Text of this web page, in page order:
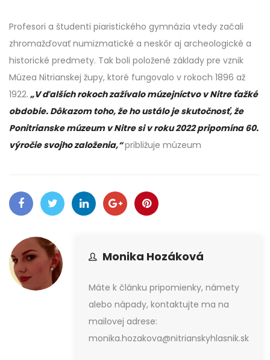
Profesori a študenti piaristického gymnázia vtedy začali
zhromažďovať numizmatické a neskôr aj archeologické a
historické predmety. Tak boli položené základy pre vznik
Múzea Nitrianskej župy, ktoré fungovalo v rokoch 1896 až
1922. „V ďalších rokoch zažívalo múzejníctvo v Nitre ťažké
obdobie. Dôkazom toho, že ho ustálo je skutočnosť, že
Ponitrianske múzeum v Nitre si v roku 2022 pripomína 60.
výročie svojho založenia,“približuje múzeum
Monika Hozáková
Máte k článku pripomienky, námety
alebo nápady, kontaktujte ma na
mailovej adrese:
monika.hozakova@nitrianskyhlasnik.sk